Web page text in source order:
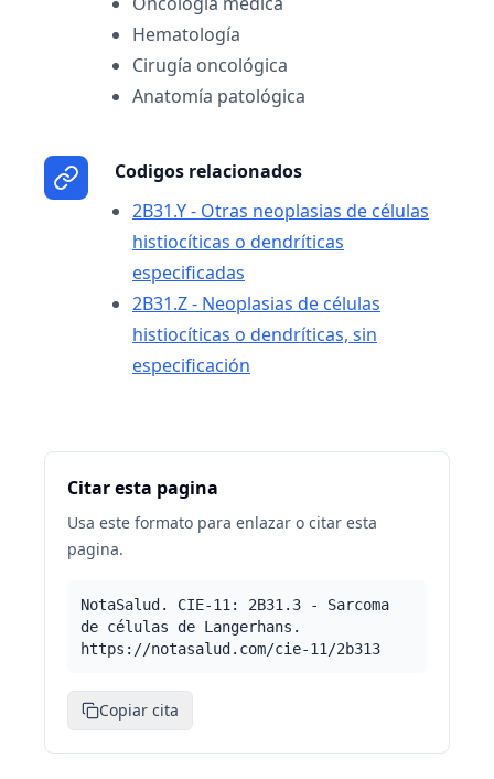
Hematología
Cirugía oncológica
Anatomía patológica
Codigos relacionados
2B31.Y - Otras neoplasias de células
histiocíticas o dendríticas
especificadas
2B31.Z - Neoplasias de células
histiocíticas o dendríticas, sin
especificación
Citar esta pagina
Usa este formato para enlazar o citar esta
pagina.
NotaSalud. CIE-11: 2B31.3 - Sarcoma
de células de Langerhans.
https://notasalud.com/cie-11/2b313
Copiar cita